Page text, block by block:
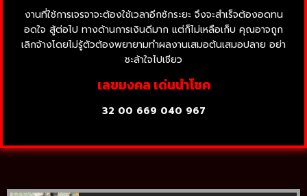
งานที่ใช้การเจรจาจะต้องใช้เวลาอีกซักระยะ จึงจะสำเร็จต้องอดทน
อดใจ สู้ต่อไป ทางด้านการเงินดีมาก แต่ก็ไม่เหลือเก็บ คุณอาจถูก
เลิกจ้างโดยไม่รู้ตัวต้องพยายามทำผลงานเสมอต้นเสมอปลาย อย่า
ชะล้าใจไปเชียว
เลขมงคล เด่นนำโชค
32 00 669 040 967